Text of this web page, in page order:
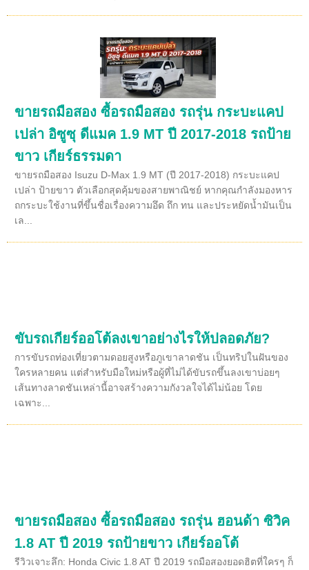
ขายรถมือสอง ซื้อรถมือสอง รถรุ่น กระบะแคป
เปล่า อิซูซุ ดีแมค 1.9 MT ปี 2017-2018 รถป้าย
ขาว เกียร์ธรรมดา
ขายรถมือสอง Isuzu D-Max 1.9 MT (ปี 2017-2018) กระบะแคป
เปล่า ป้ายขาว ตัวเลือกสุดคุ้มของสายพาณิชย์ หากคุณกำลังมองหาร
ถกระบะใช้งานที่ขึ้นชื่อเรื่องความอึด ถึก ทน และประหยัดน้ำมันเป็น
เล...
ขับรถเกียร์ออโต้ลงเขาอย่างไรให้ปลอดภัย?
การขับรถท่องเที่ยวตามดอยสูงหรือภูเขาลาดชัน เป็นทริปในฝันของ
ใครหลายคน แต่สำหรับมือใหม่หรือผู้ที่ไม่ได้ขับรถขึ้นลงเขาบ่อยๆ
เส้นทางลาดชันเหล่านี้อาจสร้างความกังวลใจได้ไม่น้อย โดย
เฉพาะ...
ขายรถมือสอง ซื้อรถมือสอง รถรุ่น ฮอนด้า ซิวิค
1.8 AT ปี 2019 รถป้ายขาว เกียร์ออโต้
รีวิวเจาะลึก: Honda Civic 1.8 AT ปี 2019 รถมือสองยอดฮิตที่ใครๆ ก็